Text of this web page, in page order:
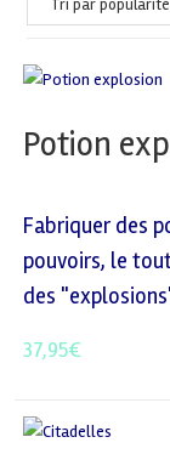
Potion
Fabriquer des
pouvoirs, le
des
37,95€